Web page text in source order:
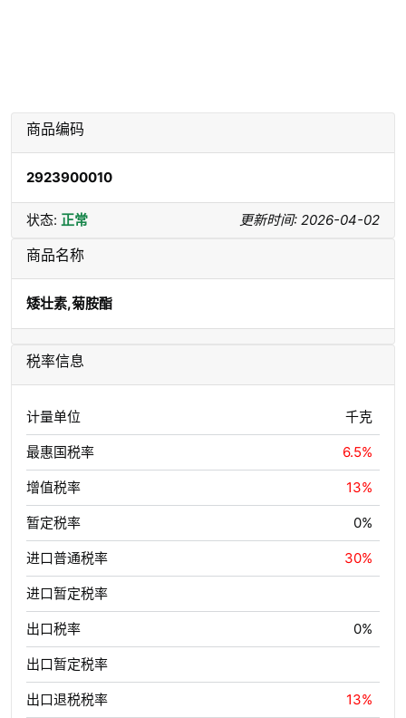
商品编码
2923900010
状态: 正常 更新时间: 2026-04-02
商品名称
矮壮素,菊胺酯
税率信息
计量单位 千克
最惠国税率 6.5%
增值税率 13%
暂定税率 0%
进口普通税率 30%
进口暂定税率
出口税率 0%
出口暂定税率
出口退税税率 13%